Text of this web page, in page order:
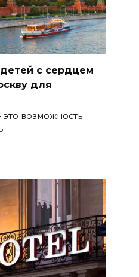
с сердцем
для
возможность